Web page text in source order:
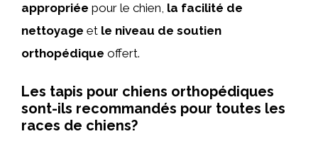
appropriée pour le chien, la facilité de
nettoyage et le niveau de soutien
orthopédique offert.
Les tapis pour chiens orthopédiques
sont-ils recommandés pour toutes les
races de chiens?